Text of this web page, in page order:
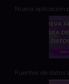
Nueva aplicación
Fuentes de